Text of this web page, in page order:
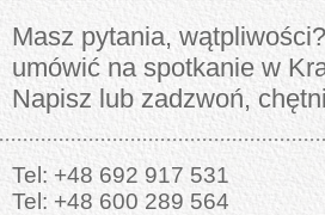
Masz pytania,
umówić na spotkanie w
Napisz lub zadzwoń,
Tel: +48 692 917 531
Tel: +48 600 289 564